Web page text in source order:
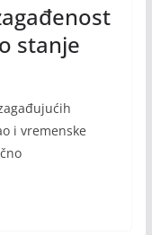
stanje
i vremenske